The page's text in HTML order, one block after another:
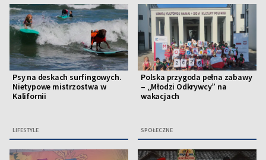
Psy na deskach surfingowych.
Nietypowe mistrzostwa w
Kalifornii
LIFESTYLE
Polska przygoda pełna zabawy
– „Młodzi Odkrywcy” na
wakacjach
SPOŁECZNE